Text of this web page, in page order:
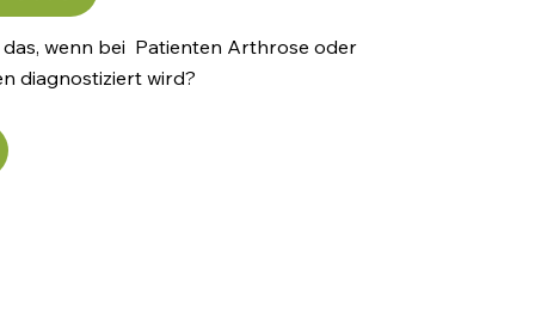
wenn bei Patienten Arthrose oder
diagnostiziert wird?